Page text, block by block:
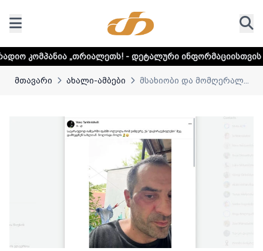
- დეტალური ინფორმაციისთვის დააკლიკეთ
მთავარი ახალი-ამბები მსახიობი და მომღერალ...